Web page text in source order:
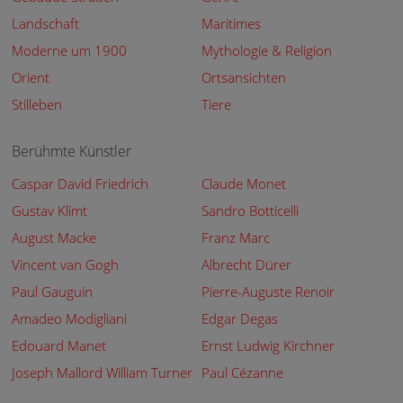
Landschaft
Maritimes
Moderne um 1900
Mythologie & Religion
Orient
Ortsansichten
Stilleben
Tiere
Berühmte Künstler
Caspar David Friedrich
Claude Monet
Gustav Klimt
Sandro Botticelli
August Macke
Franz Marc
Vincent van Gogh
Albrecht Dürer
Paul Gauguin
Pierre-Auguste Renoir
Amadeo Modigliani
Edgar Degas
Edouard Manet
Ernst Ludwig Kirchner
Joseph Mallord William Turner Paul Cézanne